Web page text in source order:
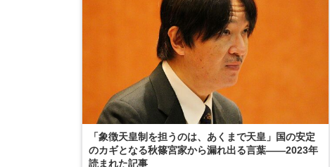
「象徴天皇制を担うのは、あくまで天皇」国の安定
のカギとなる秋篠宮家から漏れ出る言葉――2023年
読まれた記事